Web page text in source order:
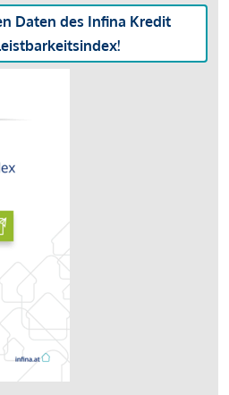
Daten des Infina Kredit